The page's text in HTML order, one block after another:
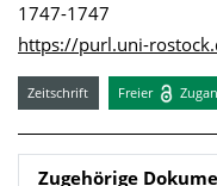
1747-1747
https://purl.uni-
Zeitschrift Freier
Zugehörige